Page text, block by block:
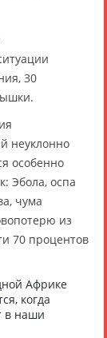
30
неуклонно
особенно
Эбола, оспа
чума
из
70 процентов
Африке
когда
в наши